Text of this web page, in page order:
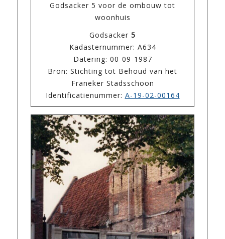
Godsacker 5 voor de ombouw tot
woonhuis
Godsacker 5
Kadasternummer: A634
Datering: 00-09-1987
Bron: Stichting tot Behoud van het
Franeker Stadsschoon
Identificatienummer: A-19-02-00164